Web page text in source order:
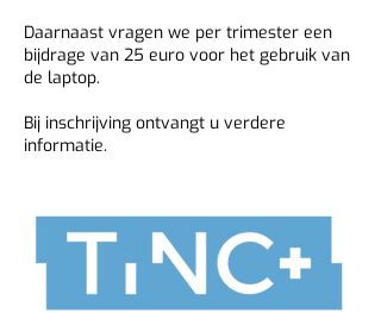
Daarnaast vragen we per trimester een
bijdrage van 25 euro voor het gebruik van
de laptop.
Bij inschrijving ontvangt u verdere
informatie.